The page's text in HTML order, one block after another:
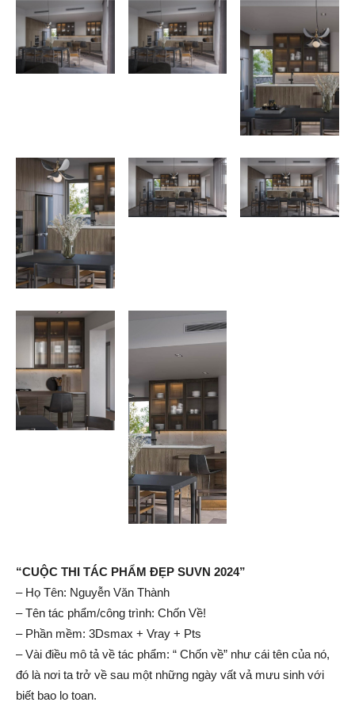
“CUỘC THI TÁC PHẨM ĐẸP SUVN 2024”
– Họ Tên: Nguyễn Văn Thành
– Tên tác phẩm/công trình: Chốn Về!
– Phần mềm: 3Dsmax + Vray + Pts
– Vài điều mô tả về tác phẩm: “ Chốn về” như cái tên của nó,
đó là nơi ta trở về sau một những ngày vất vả mưu sinh với
biết bao lo toan.